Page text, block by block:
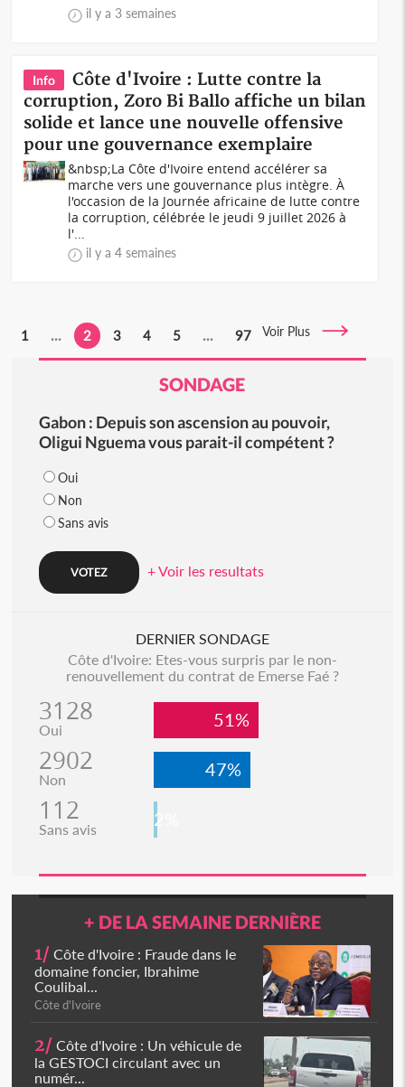
il y a 3 semaines
Info
Côte d'Ivoire : Lutte contre la
corruption, Zoro Bi Ballo affiche un bilan
solide et lance une nouvelle offensive
pour une gouvernance exemplaire
&nbsp;La Côte d'Ivoire entend accélérer sa
marche vers une gouvernance plus intègre. À
l'occasion de la Journée africaine de lutte contre
la corruption, célébrée le jeudi 9 juillet 2026 à
l'...
il y a 4 semaines
1 ... 2 3 4 5 ... 97 Voir Plus
SONDAGE
Gabon : Depuis son ascension au pouvoir,
Oligui Nguema vous parait-il compétent ?
Oui
Non
Sans avis
+ Voir les resultats
DERNIER SONDAGE
Côte d'Ivoire: Etes-vous surpris par le non-
renouvellement du contrat de Emerse Faé ?
3128
Oui 51%
2902
Non 47%
112
Sans avis 2%
+ DE LA SEMAINE DERNIÈRE
1/ Côte d'Ivoire : Fraude dans le
domaine foncier, Ibrahime
Coulibal...
Côte d'Ivoire
2/ Côte d'Ivoire : Un véhicule de
la GESTOCI circulant avec un
numér...